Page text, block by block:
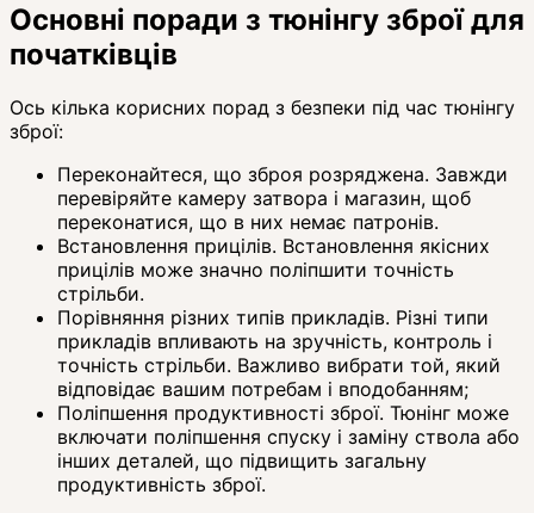
Основні поради з тюнінгу зброї для
початківців
Ось кілька корисних порад з безпеки під час тюнінгу
зброї:
Переконайтеся, що зброя розряджена. Завжди
перевіряйте камеру затвора і магазин, щоб
переконатися, що в них немає патронів.
Встановлення прицілів. Встановлення якісних
прицілів може значно поліпшити точність
стрільби.
Порівняння різних типів прикладів. Різні типи
прикладів впливають на зручність, контроль і
точність стрільби. Важливо вибрати той, який
відповідає вашим потребам і вподобанням;
Поліпшення продуктивності зброї. Тюнінг може
включати поліпшення спуску і заміну ствола або
інших деталей, що підвищить загальну
продуктивність зброї.